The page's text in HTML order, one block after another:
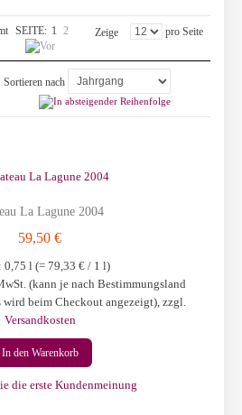
Zeige pro Seite
SEITE: 1 2
Sortieren nach
La Lagune 2004
59,50 €
0,75 l (=79,33 € / 1 l)
(kann je nach Bestimmungsland
wird beim Checkout angezeigt), zzgl.
Versandkosten
In den Warenkorb
die erste Kundenmeinung